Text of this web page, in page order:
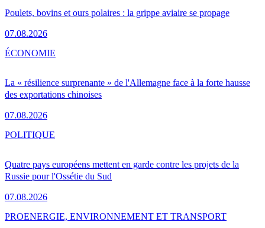
Poulets, bovins et ours polaires : la grippe aviaire se propage
07.08.2026
La « résilience surprenante » de l'Allemagne face à la forte hausse
des exportations chinoises
07.08.2026
ÉCONOMIE
Quatre pays européens mettent en garde contre les projets de la
Russie pour l'Ossétie du Sud
07.08.2026
POLITIQUE
PROENERGIE, ENVIRONNEMENT ET TRANSPORT